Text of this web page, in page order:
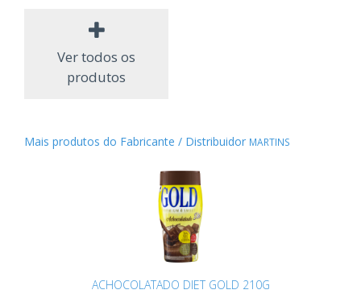
Ver todos os
produtos
Mais produtos do Fabricante / Distribuidor MARTINS
ACHOCOLATADO DIET GOLD 210G